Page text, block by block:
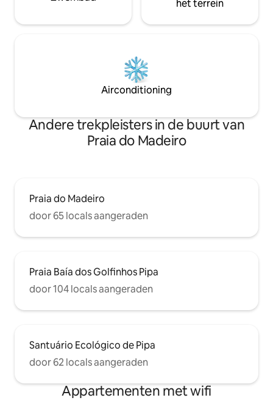
het terrein
Airconditioning
Andere trekpleisters in de buurt van
Praia do Madeiro
Praia do Madeiro
door 65 locals aangeraden
Praia Baía dos Golfinhos Pipa
door 104 locals aangeraden
Santuário Ecológico de Pipa
door 62 locals aangeraden
Appartementen met wifi